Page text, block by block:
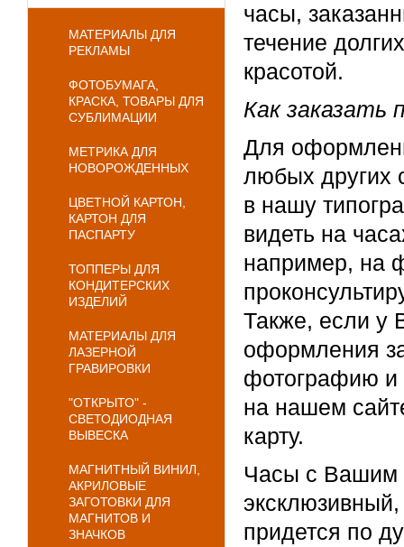
МАТЕРИАЛЫ ДЛЯ
РЕКЛАМЫ
ФОТОБУМАГА,
КРАСКА, ТОВАРЫ ДЛЯ
СУБЛИМАЦИИ
МЕТРИКА ДЛЯ
НОВОРОЖДЕННЫХ
ЦВЕТНОЙ КАРТОН,
КАРТОН ДЛЯ
ПАСПАРТУ
ТОППЕРЫ ДЛЯ
КОНДИТЕРСКИХ
ИЗДЕЛИЙ
МАТЕРИАЛЫ ДЛЯ
ЛАЗЕРНОЙ
ГРАВИРОВКИ
"ОТКРЫТО" -
СВЕТОДИОДНАЯ
ВЫВЕСКА
МАГНИТНЫЙ ВИНИЛ,
АКРИЛОВЫЕ
ЗАГОТОВКИ ДЛЯ
МАГНИТОВ И
ЗНАЧКОВ
часы,
течение
красотой.
Как заказать
Для
любых других
в нашу
видеть на
например, на
Также, если у
оформления
фотографию и
на нашем
карту.
Часы с Вашим
придется по